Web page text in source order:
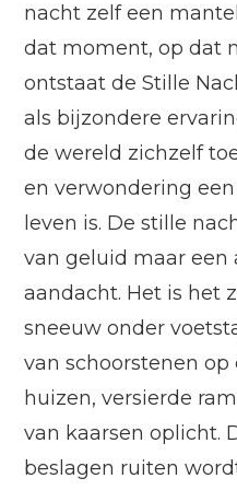
nacht zelf een
dat moment, op dat
ontstaat de Stille
als bijzondere
de wereld zichzelf
en verwondering
leven is. De stille
van geluid maar een
aandacht. Het is het
sneeuw onder
van schoorstenen
huizen, versierde
van kaarsen oplicht.
beslagen ruiten